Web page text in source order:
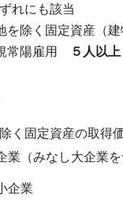
れにも該当
除く固定資産（建
陽雇用
５人以上
く固定資産の取得
（みなし大企業
小